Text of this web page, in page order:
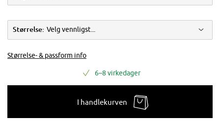
Størrelse: Velg vennligst...
Størrelse- & passform info
6–8 virkedager
I handlekurven